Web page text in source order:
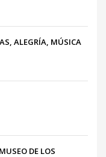
ALEGRÍA, MÚSICA
DE LOS